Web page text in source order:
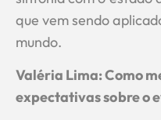
que vem sendo
mundo.
Valéria Lima: Como
expectativas sobre o